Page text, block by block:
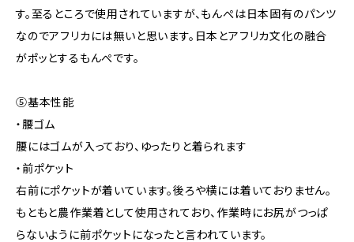
す。至るところで使用されていますが、もんぺは日本固有のパンツ
なのでアフリカには無いと思います。日本とアフリカ文化の融合
がポッとするもんぺです。
⑤基本性能
・腰ゴム
腰にはゴムが入っており、ゆったりと着られます
・前ポケット
右前にポケットが着いています。後ろや横には着いておりません。
もともと農作業着として使用されており、作業時にお尻がつっぱ
らないように前ポケットになったと言われています。